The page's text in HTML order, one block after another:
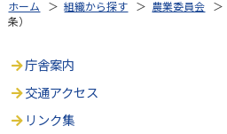
ホーム ＞組織から探す ＞ 農業委員会 ＞
条）
庁舎案内
交通アクセス
リンク集